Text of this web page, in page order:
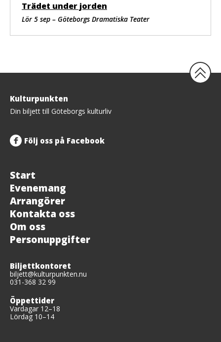
Trädet under jorden
Lör 5 sep – Göteborgs Dramatiska Teater
Tillbaka
upp
Kulturpunkten
Din biljett till Göteborgs kulturliv
Följ oss på Facebook
Start
Evenemang
Arrangörer
Kontakta oss
Om oss
Personuppgifter
Biljettkontoret
biljett@kulturpunkten.nu
031-368 32 99
Öppettider
Vardagar 12–18
Lördag 10–14